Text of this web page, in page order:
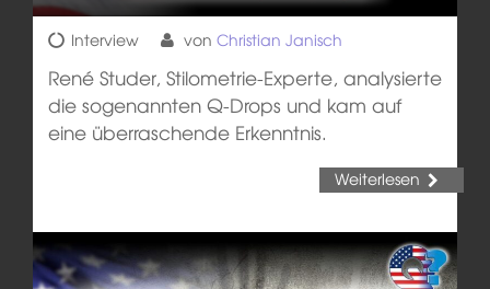
Interview von Christian Janisch
René Studer, Stilometrie-Experte, analysierte
die sogenannten Q-Drops und kam auf
eine überraschende Erkenntnis.
Weiterlesen